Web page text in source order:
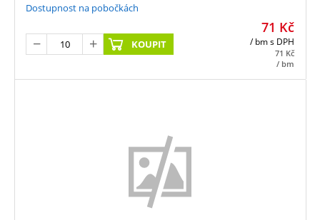
71 Kč
/ bms DPH
71 Kč
/ bm
Dostupnost na pobočkách
KOUPIT